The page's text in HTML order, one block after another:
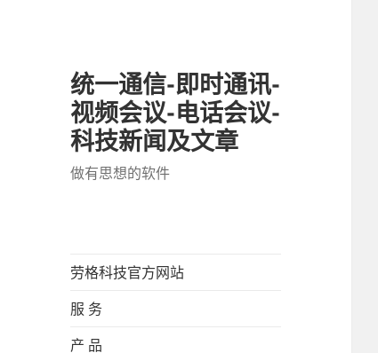
统一通信-即时通讯-
视频会议-电话会议-
科技新闻及文章
做有思想的软件
劳格科技官方网站
服 务
产 品